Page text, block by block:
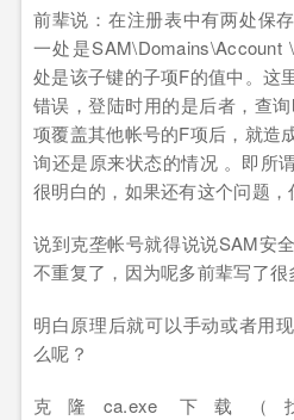
前辈说：在注册表中有两处保
一处是
处是该子键的子项F的值中。这
错误，登陆时用的是后者，查
项覆盖其他帐号的F项后，就造
询还是原来状态的情况 。即所
很明白的，如果还有这个问题，
说到克垄帐号就得说说SAM安
不重复了，因为呢多前辈写了
明白原理后就可以手动或者用
么呢？
克隆ca.exe 下载